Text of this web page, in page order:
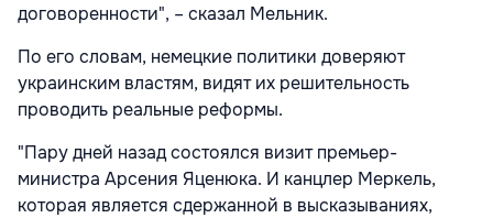
договоренности", – сказал Мельник.
По его словам, немецкие политики доверяют
украинским властям, видят их решительность
проводить реальные реформы.
"Пару дней назад состоялся визит премьер-
министра Арсения Яценюка. И канцлер Меркель,
которая является сдержанной в высказываниях,